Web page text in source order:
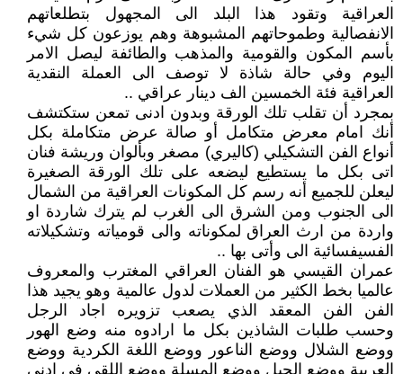
العراقية وتقود هذا البلد الى المجهول بتطلعاتهم
الانفصالية وطموحاتهم المشبوهة وهم يوزعون كل شيء
بأسم المكون والقومية والمذهب والطائفة ليصل الامر
اليوم وفي حالة شاذة لا توصف الى العملة النقدية
العراقية فئة الخمسين الف دينار عراقي ..
بمجرد أن تقلب تلك الورقة وبدون ادنى تمعن ستكتشف
أنك امام معرض متكامل أو صالة عرض متكاملة بكل
أنواع الفن التشكيلي (كاليري) مصغر وبألوان وريشة فنان
اتى بكل ما يستطيع ليضعه على تلك الورقة الصغيرة
ليعلن للجميع أنه رسم كل المكونات العراقية من الشمال
الى الجنوب ومن الشرق الى الغرب لم يترك شاردة او
واردة من ارث العراق لمكوناته والى قومياته وتشكيلاته
الفسيفسائية الى وأتى بها ..
عمران القيسي هو الفنان العراقي المغترب والمعروف
عالميا بخط الكثير من العملات لدول عالمية وهو يجيد هذا
الفن الفن المعقد الذي يصعب تزويره اجاد الرجل
وحسب طلبات الشاذين بكل ما ارادوه منه وضع الهور
ووضع الشلال ووضع الناعور ووضع اللغة الكردية ووضع
العربية ووضع الجبل ووضع المسلة ووضع اللقى في ادنى